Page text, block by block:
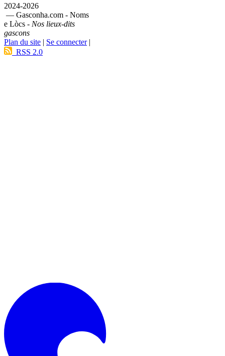
2024-2026
— Gasconha.com - Noms
e Lòcs - Nos lieux-dits
gascons
Plan du site | Se connecter|
RSS 2.0